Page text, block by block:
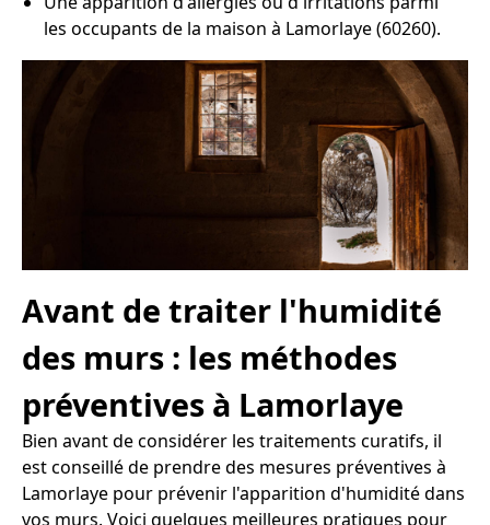
les occupants de la maison à Lamorlaye (60260).
Avant de traiter l'humidité
des murs : les méthodes
préventives à Lamorlaye
Bien avant de considérer les traitements curatifs, il
est conseillé de prendre des mesures préventives à
Lamorlaye pour prévenir l'apparition d'humidité dans
vos murs. Voici quelques meilleures pratiques pour